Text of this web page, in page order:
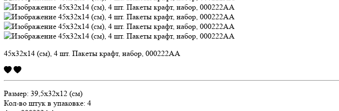
45х32х14 (см), 4 шт. Пакеты крафт, набор, 000222АА
Размер: 39,5х32х12 (см)
Кол-во штук в упаковке: 4